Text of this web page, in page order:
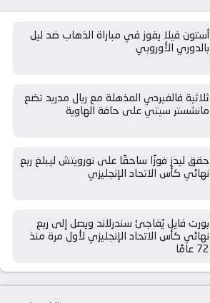
أستون فيلا يفوز في مباراة الذهاب ضد ليل
بالدوري الأوروبي
ثلاثية فالفيردي المذهلة مع ريال مدريد تضع
مانشستر سيتي على حافة الهاوية
حقق ليدز فوزًا ساحقًا على نورويتش ليبلغ ربع
نهائي كأس الاتحاد الإنجليزي
بورت فايل يُفاجئ سندرلاند ويصل إلى ربع
نهائي كأس الاتحاد الإنجليزي لأول مرة منذ
72 عامًا